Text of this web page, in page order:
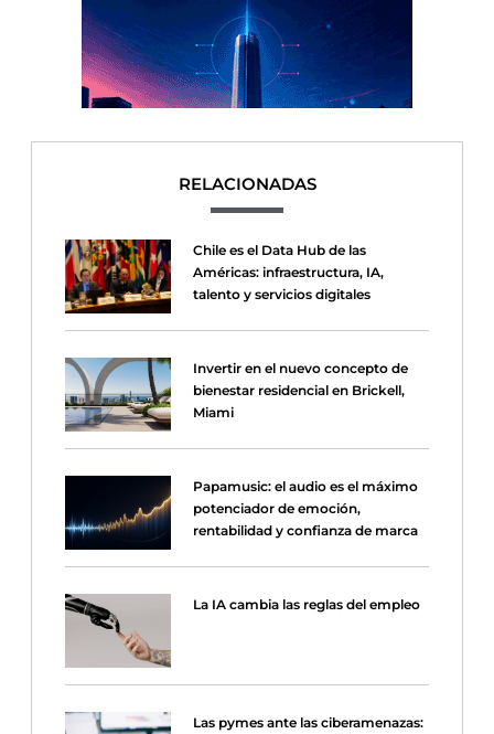
RELACIONADAS
Chile es el Data Hub de las
Américas: infraestructura, IA,
talento y servicios digitales
Invertir en el nuevo concepto de
bienestar residencial en Brickell,
Miami
Papamusic: el audio es el máximo
potenciador de emoción,
rentabilidad y confianza de marca
La IA cambia las reglas del empleo
Las pymes ante las ciberamenazas: